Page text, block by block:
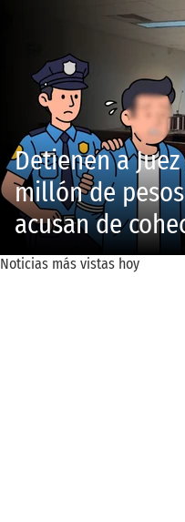
Detienen a
millón de
acusan de
Noticias más vistas hoy